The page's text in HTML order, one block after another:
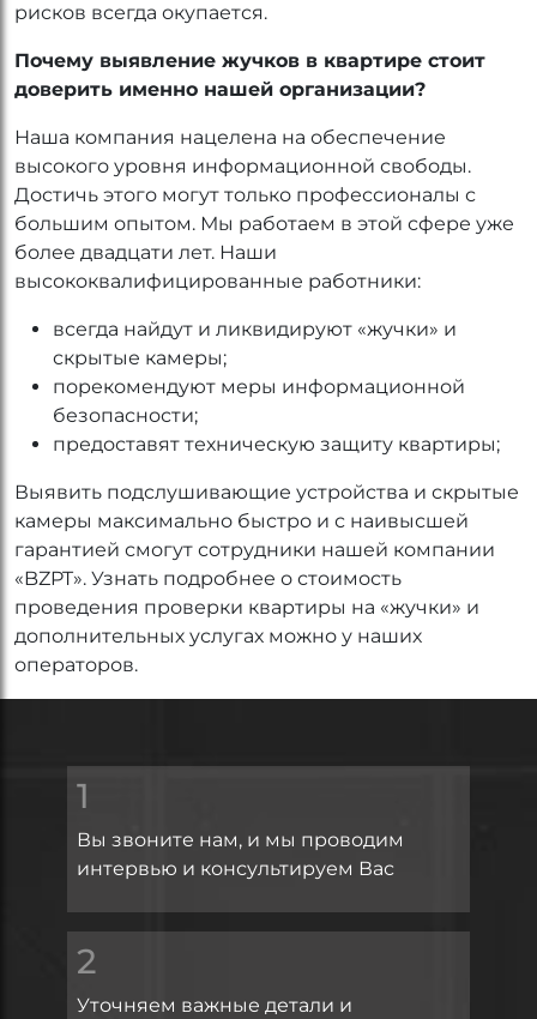
рисков всегда окупается.
Почему выявление жучков в квартире стоит
доверить именно нашей организации?
Наша компания нацелена на обеспечение
высокого уровня информационной свободы.
Достичь этого могут только профессионалы с
большим опытом. Мы работаем в этой сфере уже
более двадцати лет. Наши
высококвалифицированные работники:
всегда найдут и ликвидируют «жучки» и
скрытые камеры;
порекомендуют меры информационной
безопасности;
предоставят техническую защиту квартиры;
Выявить подслушивающие устройства и скрытые
камеры максимально быстро и с наивысшей
гарантией смогут сотрудники нашей компании
«BZPT». Узнать подробнее о стоимость
проведения проверки квартиры на «жучки» и
дополнительных услугах можно у наших
операторов.
1
Вы звоните нам, и мы проводим
интервью и консультируем Вас
2
Уточняем важные детали и